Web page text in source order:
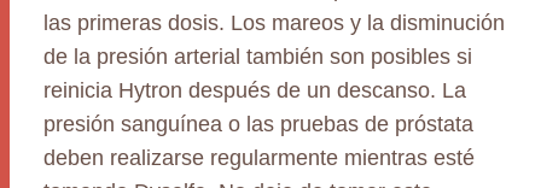
las primeras dosis. Los mareos y la disminución
de la presión arterial también son posibles si
reinicia Hytron después de un descanso. La
presión sanguínea o las pruebas de próstata
deben realizarse regularmente mientras esté